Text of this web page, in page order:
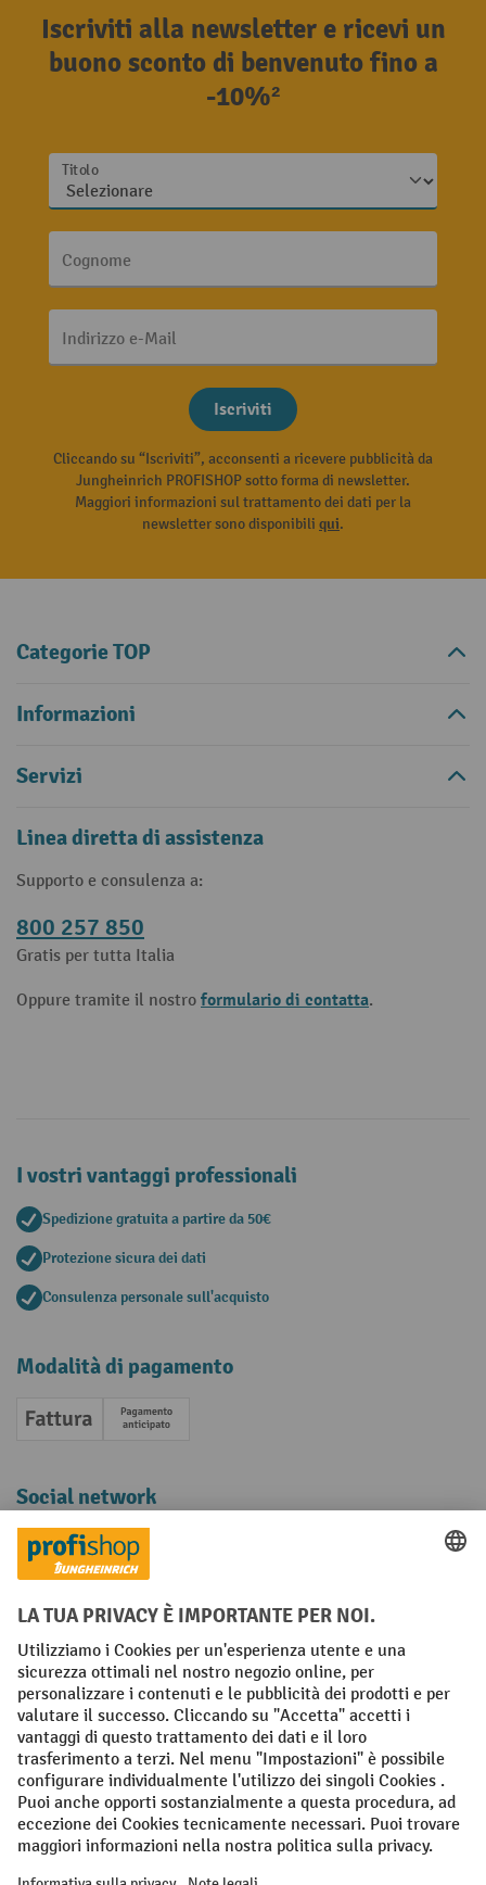
Iscriviti alla newsletter e ricevi un
buono sconto di benvenuto fino a
-10%²
Titolo
Cognome
Indirizzo e-Mail
Iscriviti
Cliccando su “Iscriviti”, acconsenti a ricevere pubblicità da
Jungheinrich PROFISHOP sotto forma di newsletter.
Maggiori informazioni sul trattamento dei dati per la
newsletter sono disponibili qui.
Categorie TOP
Informazioni
Servizi
Linea diretta di assistenza
Supporto e consulenza a:
800 257 850
Gratis per tutta Italia
Oppure tramite il nostro formulario di contatta.
I vostri vantaggi professionali
Spedizione gratuita a partire da 50€
Protezione sicura dei dati
Consulenza personale sull'acquisto
Modalità di pagamento
Fattura Pagamento anticipato
Social network
Facebook
YouTube
LinkedInInstagram
Condizioni Generali di Vendita
Dichiarazione di protezione dei dati Impronta
Impostazioni sulla privacy
All prices excl. VAT plusshipping costsand possible delivery charges,
if not stated otherwise.
¹ Lo sconto è valido fino a esaurimento scorte. Lo sconto non si applica